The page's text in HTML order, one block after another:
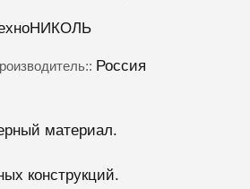
Россия
материал.
конструкций.